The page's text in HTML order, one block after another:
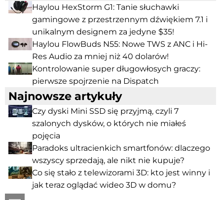
Haylou HexStorm G1: Tanie słuchawki
gamingowe z przestrzennym dźwiękiem 7.1 i
unikalnym designem za jedyne $35!
Haylou FlowBuds N55: Nowe TWS z ANC i Hi-
Res Audio za mniej niż 40 dolarów!
Kontrolowanie super długowłosych graczy:
pierwsze spojrzenie na Dispatch
Najnowsze artykuły
Czy dyski Mini SSD się przyjmą, czyli 7
szalonych dysków, o których nie miałeś
pojęcia
Paradoks ultracienkich smartfonów: dlaczego
wszyscy sprzedają, ale nikt nie kupuje?
Co się stało z telewizorami 3D: kto jest winny i
jak teraz oglądać wideo 3D w domu?